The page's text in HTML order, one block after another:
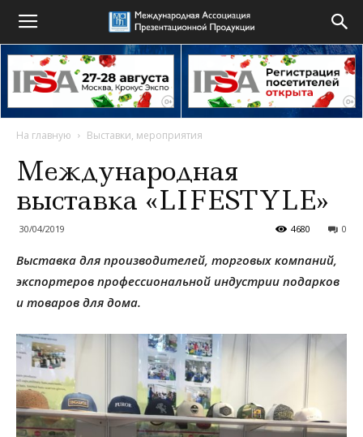
На главную Выставки, мероприятия
Международная
выставка «LIFESTYLE»
30/04/2019 0
4680
Выставка для производителей, торговых компаний,
экспортеров профессиональной индустрии подарков
и товаров для дома.